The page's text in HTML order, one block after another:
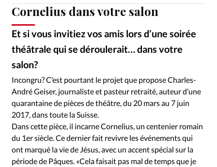
Tous les articles
Faire un don
Emploi
Se connecter
Édition: Internationale
Devise:CHF
Tous les articles
Actualité chrétienne
Actualité internationale
Chronique
Culture
Dossier
Eglises Foi Génération réveil
Monde
Cornelius dans votre salon
Et si vous invitiez vos amis lors d’une soirée
théâtrale qui se déroulerait… dans votre
salon?
Incongru? C’est pourtant le projet que propose Charles-
André Geiser, journaliste et pasteur retraité, auteur d’une
quarantaine de pièces de théâtre, du 20 mars au 7 juin
2017, dans toute la Suisse.
Dans cette pièce, il incarne Cornelius, un centenier romain
du 1er siècle. Ce dernier fait revivre les événements qui
ont marqué la vie de Jésus, avec un accent spécial sur la
période de Pâques. «Cela faisait pas mal de temps que je